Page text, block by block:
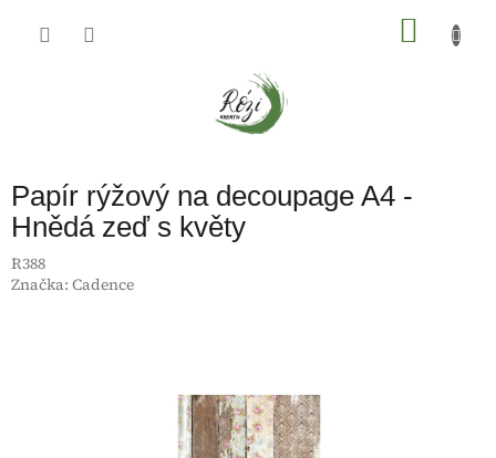
Papír rýžový na decoupage A4 -
Hnědá zeď s květy
R388
Značka: Cadence